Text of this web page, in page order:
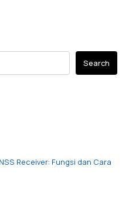
Search
Receiver: Fungsi dan Cara